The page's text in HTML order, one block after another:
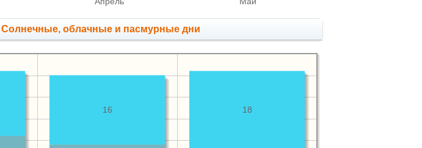
Cолнечные, облачные и пасмурные дни
18
16